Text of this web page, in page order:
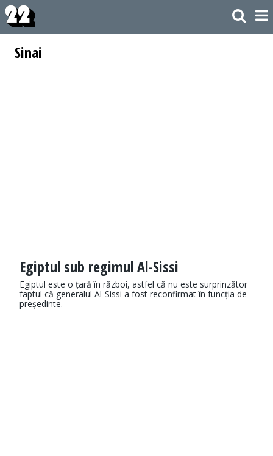
Sinai
Egiptul sub regimul Al-Sissi
Egiptul este o țară în război, astfel că nu este surprinzător
faptul că generalul Al-Sissi a fost reconfirmat în funcția de
președinte.